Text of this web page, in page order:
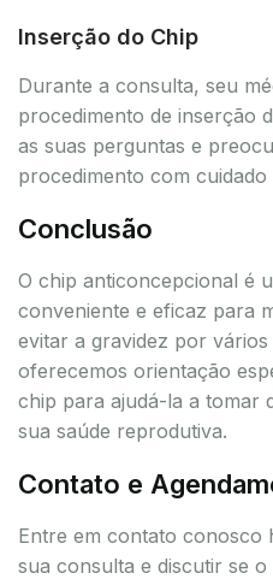
Inserção do Chip
Durante a consulta, seu
procedimento de inserção
as suas perguntas e
procedimento com cuidado
Conclusão
O chip anticoncepcional é
conveniente e eficaz para
evitar a gravidez por
oferecemos orientação
chip para ajudá-la a tomar
sua saúde reprodutiva.
Contato e
Entre em contato conosco
sua consulta e discutir se